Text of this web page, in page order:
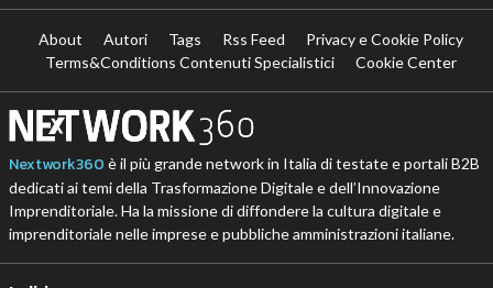
About Autori Tags Rss Feed
Privacy e Cookie Policy
Terms&Conditions Contenuti Specialistici
Cookie Center
Nextwork360 è il più grande network in Italia di testate e portali B2B
dedicati ai temi della Trasformazione Digitale e dell’Innovazione
Imprenditoriale. Ha la missione di diffondere la cultura digitale e
imprenditoriale nelle imprese e pubbliche amministrazioni italiane.